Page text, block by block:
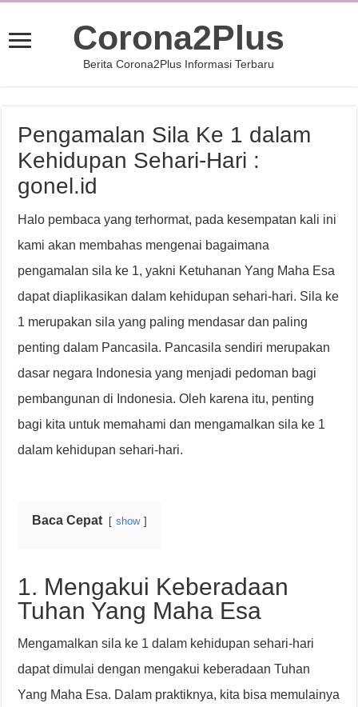
Corona2Plus
Berita Corona2Plus Informasi Terbaru
Pengamalan Sila Ke 1 dalam
Kehidupan Sehari-Hari :
gonel.id
Halo pembaca yang terhormat, pada kesempatan kali ini
kami akan membahas mengenai bagaimana
pengamalan sila ke 1, yakni Ketuhanan Yang Maha Esa
dapat diaplikasikan dalam kehidupan sehari-hari. Sila ke
1 merupakan sila yang paling mendasar dan paling
penting dalam Pancasila. Pancasila sendiri merupakan
dasar negara Indonesia yang menjadi pedoman bagi
pembangunan di Indonesia. Oleh karena itu, penting
bagi kita untuk memahami dan mengamalkan sila ke 1
dalam kehidupan sehari-hari.
Baca Cepat show
1. Mengakui Keberadaan
Tuhan Yang Maha Esa
Mengamalkan sila ke 1 dalam kehidupan sehari-hari
dapat dimulai dengan mengakui keberadaan Tuhan
Yang Maha Esa. Dalam praktiknya, kita bisa memulainya